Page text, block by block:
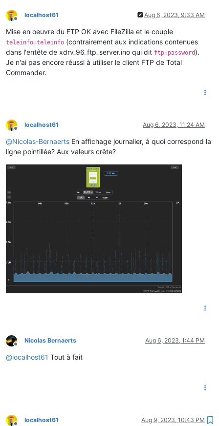
Offline
localhost61 Aug 6, 2023, 9:33 AM
Mise en oeuvre du FTP OK avec FileZilla et le couple
teleinfo:teleinfo (contrairement aux indications contenues
dans l'entête de xdrv_96_ftp_server.ino qui dit ftp:password).
Je n'ai pas encore réussi à utiliser le client FTP de Total
Commander.
Offline
localhost61 Aug 6, 2023, 11:24 AM
@Nicolas-Bernaerts En affichage journalier, à quoi correspond la
ligne pointillée? Aux valeurs crête?
Offline
Nicolas Bernaerts Aug 6, 2023, 1:44 PM
@localhost61 Tout à fait
localhost61 Aug 9, 2023, 10:43 PM